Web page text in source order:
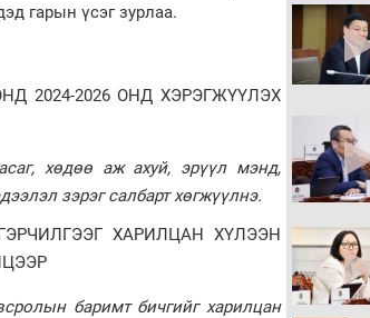
гарын үсэг зурлаа.
2024-2026 ОНД ХЭРЭГЖҮҮЛЭХ
хөдөө аж ахуй, эрүүл мэнд,
зэрэг салбарт хөгжүүлнэ.
ХАРИЛЦАН ХҮЛЭЭН
баримт бичгийг харилцан